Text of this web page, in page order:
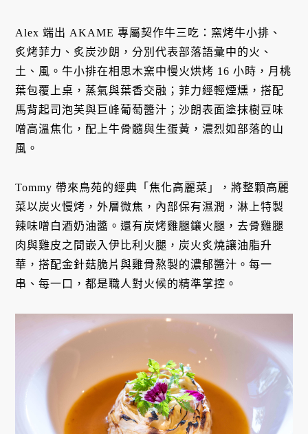
Alex 端出 AKAME 專屬契作牛三吃：窯烤牛小排、
炙烤菲力、炙炭沙朗，分別代表部落語彙中的火、
土、風。牛小排在相思木窯中慢火烘烤 16 小時，月桃
葉包覆上桌，蒸氣與葉香交融；菲力經輕煙燻，搭配
馬背起司泡芙與巨峰葡萄醬汁；沙朗表面塗抹樹豆味
噌高溫焦化，配上牛骨髓與生蛋黃，濃烈如部落的山
風。
Tommy 帶來鳥苑的經典「焦化高麗菜」，將整顆高麗
菜以炭火慢烤，外層微焦，內部保有濕潤，淋上特製
辣味噌白酒奶油醬。還有炭烤雞腿鑲火腿，去骨雞腿
肉與雞皮之間嵌入伊比利火腿，炭火炙燒讓油脂升
華，搭配金針菇脆片與雞骨熬製的濃郁醬汁。每一
串、每一口，都是職人對火候的精準掌控。